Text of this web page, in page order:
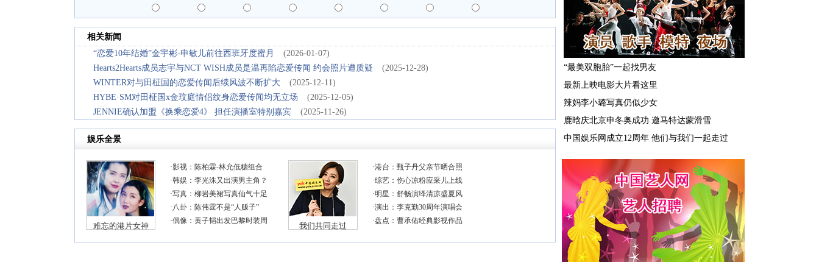
相关新闻
“恋爱10年结婚”金宇彬-申敏儿前往西班牙度蜜月
(2026-01-07)
Hearts2Hearts成员志宇与NCT WISH成员是温再陷恋爱传闻 约会照片遭质疑
(2025-12-28)
WINTER对与田柾国的恋爱传闻后续风波不断扩大
(2025-12-11)
HYBE·SM对田柾国x金玟庭情侣纹身恋爱传闻均无立场
(2025-12-05)
JENNIE确认加盟《换乘恋爱4》 担任演播室特别嘉宾
(2025-11-26)